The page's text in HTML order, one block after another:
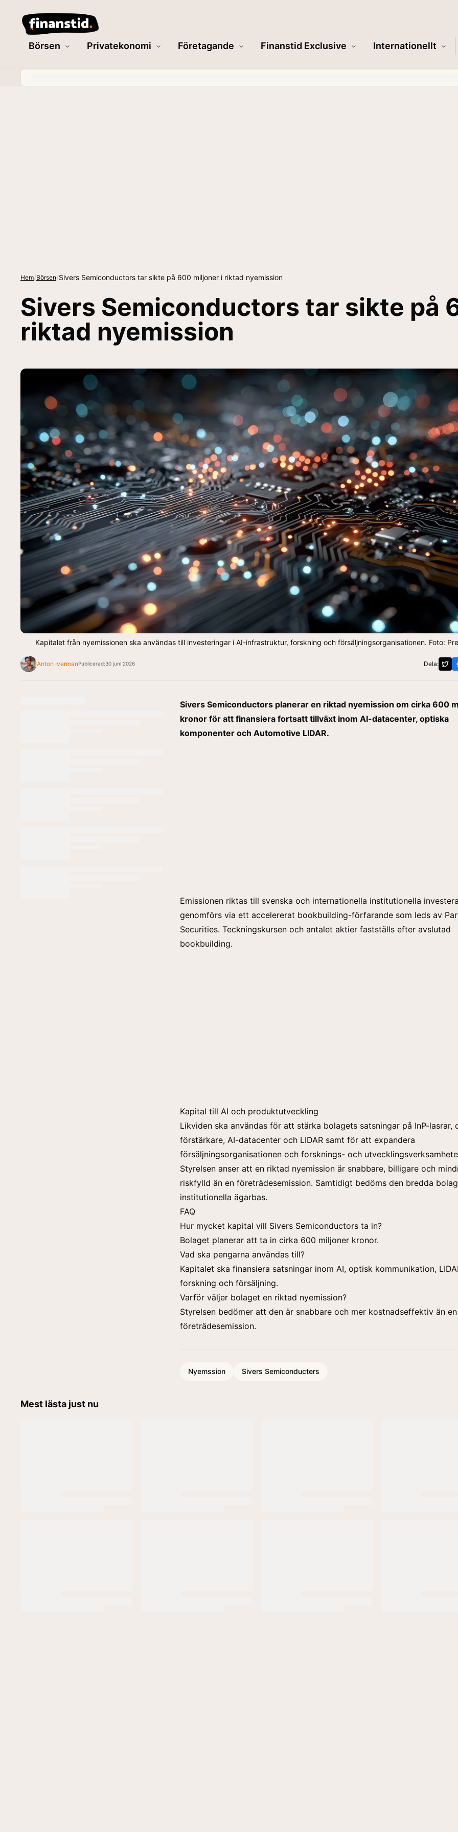
Börsen Privatekonomi Företagande Finanstid Exclusive Internationellt
Hem/Börsen/Sivers Semiconductors tar sikte på 600 miljoner i riktad nyemission
Sivers Semiconductors tar sikte på
riktad nyemission
Kapitalet från nyemissionen ska användas till investeringar i AI-infrastruktur, forskning och försäljningsorganisationen. Foto:
Anton IvermanPublicerad:30 juni 2026 Dela:
Sivers Semiconductors planerar en riktad nyemission om cirka 600
kronor för att finansiera fortsatt tillväxt inom AI-datacenter, optiska
komponenter och Automotive LIDAR.
Emissionen riktas till svenska och internationella institutionella
genomförs via ett accelererat bookbuilding-förfarande som leds av
Securities. Teckningskursen och antalet aktier fastställs efter avslutad
bookbuilding.
Kapital till AI och produktutveckling
Likviden ska användas för att stärka bolagets satsningar på InP-lasrar,
förstärkare, AI-datacenter och LIDAR samt för att expandera
försäljningsorganisationen och forsknings- och
Styrelsen anser att en riktad nyemission är snabbare, billigare och
riskfylld än en företrädesemission. Samtidigt bedöms den bredda
institutionella ägarbas.
FAQ
Hur mycket kapital vill Sivers Semiconductors ta in?
Bolaget planerar att ta in cirka 600 miljoner kronor.
Vad ska pengarna användas till?
Kapitalet ska finansiera satsningar inom AI, optisk kommunikation,
forskning och försäljning.
Varför väljer bolaget en riktad nyemission?
Styrelsen bedömer att den är snabbare och mer kostnadseffektiv än en
företrädesemission.
Nyemssion Sivers Semiconducters
Mest lästa just nu